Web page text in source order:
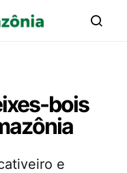
bois
e